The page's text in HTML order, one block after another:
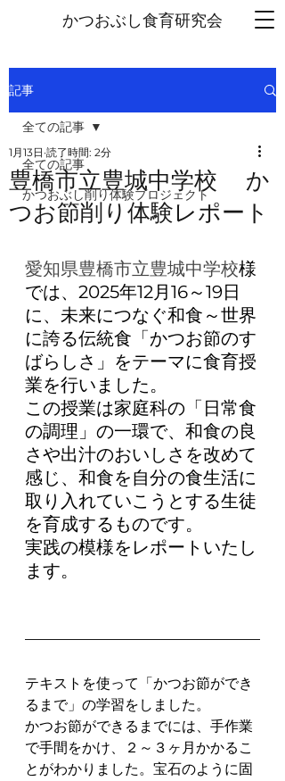
かつおぶし食育研究会
記事
全ての記事
かつおぶし削り体験プロジェクト
全ての記事
豊橋市立豊城中学校 か
つお節削り体験レポート
1月13日 読了時間: 2分
愛知県豊橋市立豊城中学校様
では、2025年12月16～19日
に、未来につなぐ和食～世界
に誇る伝統食「かつお節のす
ばらしさ」をテーマに食育授
業を行いました。
この授業は家庭科の「日常食
の調理」の一環で、和食の良
さや出汁のおいしさを改めて
感じ、和食を自分の食生活に
取り入れていこうとする生徒
を育成するものです。
実践の模様をレポートいたし
ます。
テキストを使って「かつお節ができ
るまで」の学習をしました。
かつお節ができるまでには、手作業
で手間をかけ、２～３ヶ月かかるこ
とがわかりました。宝石のように固